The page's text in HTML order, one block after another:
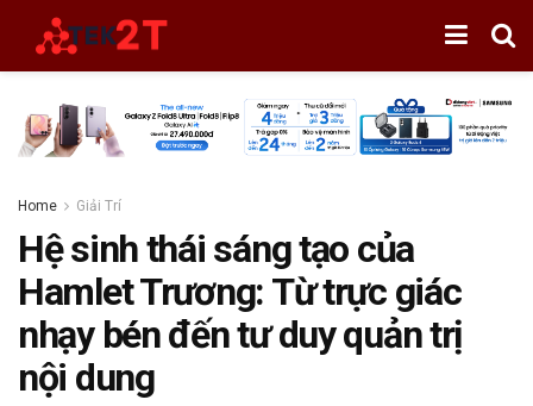
Home Giải Trí
Hệ sinh thái sáng tạo của
Hamlet Trương: Từ trực giác
nhạy bén đến tư duy quản trị
nội dung